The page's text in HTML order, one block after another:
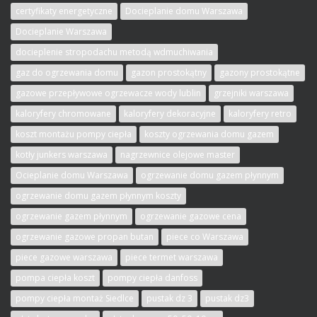
certyfikaty energetyczne
Docieplanie domu Warszawa
Docieplanie Warszawa
docieplenie stropodachu metodą wdmuchiwania
gaz do ogrzewania domu
gazon prostokątny
gazony prostokątne
gazowe przepływowe ogrzewacze wody lublin
grzejniki warszawa
kaloryfery chromowane
kaloryfery dekoracyjne
kaloryfery retro
koszt montażu pompy ciepła
koszty ogrzewania domu gazem
kotły junkers warszawa
nagrzewnice olejowe master
Ocieplanie domu Warszawa
ogrzewanie domu gazem płynnym
ogrzewanie domu gazem płynnym koszty
ogrzewanie gazem płynnym
ogrzewanie gazowe cena
ogrzewanie gazowe propan butan
piece co Warszawa
piece gazowe warszawa
piece termet warszawa
pompa ciepła koszt
pompy ciepła danfoss
pompy ciepła montaż Siedlce
pustak dz 3
pustak dz3